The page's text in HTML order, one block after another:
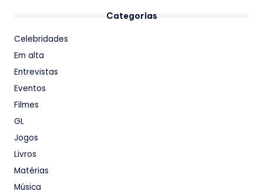
Categorias
Celebridades
Em alta
Entrevistas
Eventos
Filmes
GL
Jogos
Livros
Matérias
Música